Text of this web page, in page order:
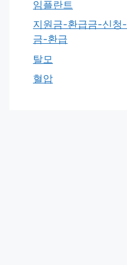
임플란트
지원금-환급금-신청
금-환급
탈모
혈압